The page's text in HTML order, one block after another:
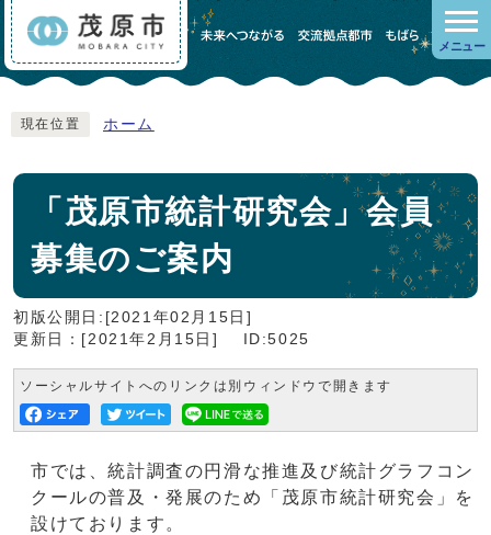
メニュー
現在位置 ホーム
「茂原市統計研究会」会員
募集のご案内
初版公開日:[2021年02月15日]
更新日：[2021年2月15日]
ID:5025
ソーシャルサイトへのリンクは別ウィンドウで開きます
市では、統計調査の円滑な推進及び統計グラフコン
クールの普及・発展のため「茂原市統計研究会」を
設けております。